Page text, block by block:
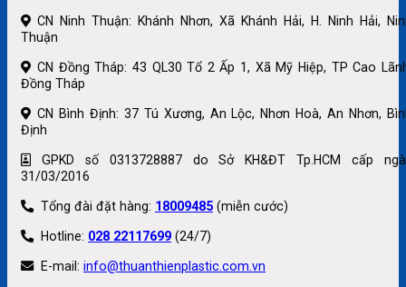
CN Ninh Thuận: Khánh Nhơn, Xã Khánh Hải, H. Ninh Hải,
Thuận
CN Đồng Tháp: 43 QL30 Tổ 2 Ấp 1, Xã Mỹ Hiệp, TP Cao
Đồng Tháp
CN Bình Định: 37 Tú Xương, An Lộc, Nhơn Hoà, An Nhơn,
Định
GPKD số 0313728887 do Sở KH&ĐT Tp.HCM cấp
31/03/2016
Tổng đài đặt hàng: 18009485 (miễn cước)
Hotline: 028 22117699 (24/7)
E-mail: info@thuanthienplastic.com.vn